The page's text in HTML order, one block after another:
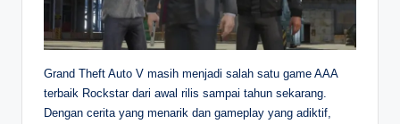
Grand Theft Auto V masih menjadi salah satu game AAA
terbaik Rockstar dari awal rilis sampai tahun sekarang.
Dengan cerita yang menarik dan gameplay yang adiktif,